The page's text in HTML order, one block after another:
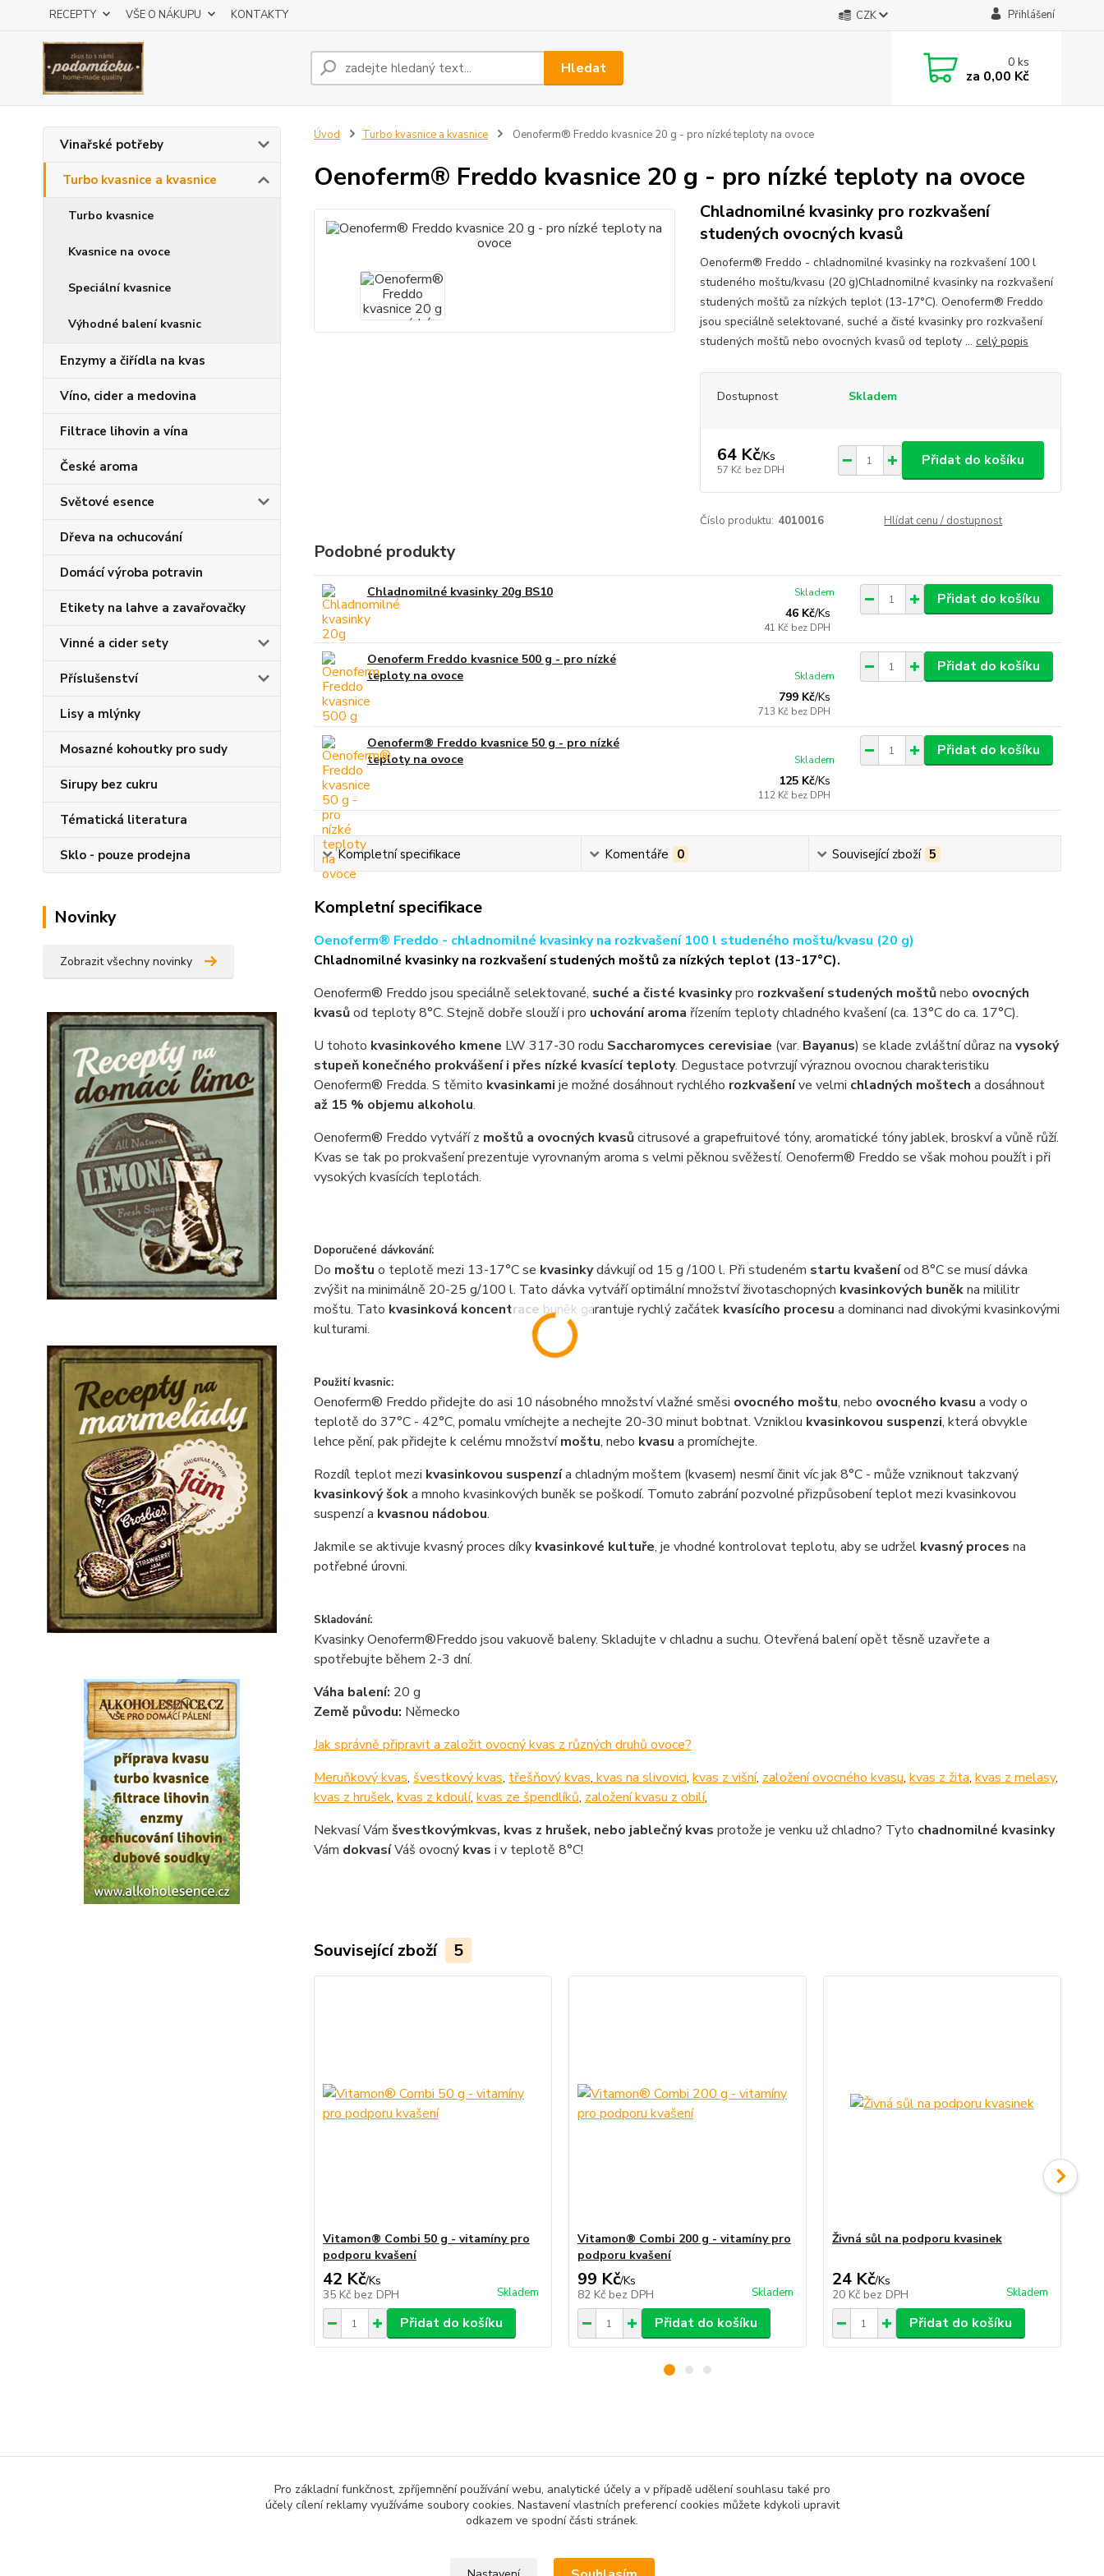
RECEPTY VŠE O NÁKUPU KONTAKTY CZK Přihlášení
Hledat 0ks
za 0,00 Kč
Vinařské potřeby
Turbo kvasnice a kvasnice
Turbo kvasnice
Kvasnice na ovoce
Speciální kvasnice
Výhodné balení kvasnic
Enzymy a čiřídla na kvas
Víno, cider a medovina
Filtrace lihovin a vína
České aroma
Světové esence
Dřeva na ochucování
Domácí výroba potravin
Etikety na lahve a zavařovačky
Vinné a cider sety
Příslušenství
Lisy a mlýnky
Mosazné kohoutky pro sudy
Sirupy bez cukru
Tématická literatura
Sklo - pouze prodejna
Novinky
Zobrazit všechny novinky
Úvod Turbo kvasnice a kvasnice Oenoferm® Freddo kvasnice 20 g - pro nízké teploty na ovoce
Oenoferm® Freddo kvasnice 20 g - pro nízké teploty na ovoce
Chladnomilné kvasinky pro rozkvašení
studených ovocných kvasů
Oenoferm® Freddo - chladnomilné kvasinky na rozkvašení 100 l
studeného moštu/kvasu (20 g)Chladnomilné kvasinky na rozkvašení
studených moštů za nízkých teplot (13-17°C). Oenoferm® Freddo
jsou speciálně selektované, suché a čisté kvasinky pro rozkvašení
studených moštů nebo ovocných kvasů od teploty ... celý popis
Dostupnost Skladem
64 Kč/Ks
57 Kč bez DPH
Přidat do košíku
Číslo produktu: 4010016 Hlídat cenu / dostupnost
Podobné produkty
Chladnomilné kvasinky 20g BS10
46 Kč/Ks
41 Kč bez DPH
Skladem Přidat do košíku
Oenoferm Freddo kvasnice 500 g - pro nízké
teploty na ovoce
799 Kč/Ks
713 Kč bez DPH
Skladem
Přidat do košíku
Oenoferm® Freddo kvasnice 50 g - pro nízké
teploty na ovoce
125 Kč/Ks
112 Kč bez DPH
Skladem
Přidat do košíku
Kompletní specifikace Komentáře 0 Související zboží 5
Kompletní specifikace
Oenoferm® Freddo - chladnomilné kvasinky na rozkvašení 100 l studeného moštu/kvasu (20 g)
Chladnomilné kvasinky na rozkvašení studených moštů za nízkých teplot (13-17°C).
Oenoferm® Freddo jsou speciálně selektované, suché a čisté kvasinkypro rozkvašení studených moštůnebo ovocných
kvasůod teploty 8°C. Stejně dobře slouží i pro uchování aroma řízením teploty chladného kvašení (ca. 13°C do ca. 17°C).
U tohoto kvasinkového kmene LW 317-30 rodu Saccharomyces cerevisiae (var. Bayanus) se klade zvláštní důraz na vysoký
stupeň konečného prokvášení i přes nízké kvasící teploty. Degustace potvrzují výraznou ovocnou charakteristiku
Oenoferm® Fredda. S těmito kvasinkami je možné dosáhnout rychlého rozkvašeníve velmi chladných moštech a dosáhnout
až 15 % objemu alkoholu.
Oenoferm® Freddo vytváří z moštů a ovocných kvasůcitrusové a grapefruitové tóny, aromatické tóny jablek, broskví a vůně růží.
Kvas se tak po prokvašení prezentuje vyrovnaným aroma s velmi pěknou svěžestí. Oenoferm® Freddo se však mohou použít i při
vysokých kvasících teplotách.
Doporučené dávkování:
Do moštu o teplotě mezi 13-17°C se kvasinkydávkují od 15 g /100 l. Při studeném startu kvašeníod 8°C se musí dávka
zvýšit na minimálně 20-25 g/100 l. Tato dávka vytváří optimální množství životaschopných kvasinkových buněkna mililitr
moštu. Tato kvasinková koncentrace buněk garantuje rychlý začátek kvasícího procesu a dominanci nad divokými kvasinkovými
kulturami.
Použití kvasnic:
Oenoferm® Freddo přidejte do asi 10 násobného množství vlažné směsi ovocného moštu, nebo ovocného kvasu a vody o
teplotě do 37°C - 42°C, pomalu vmíchejte a nechejte 20-30 minut bobtnat. Vzniklou kvasinkovou suspenzi, která obvykle
lehce pění, pak přidejte k celému množstvímoštu, nebo kvasu a promíchejte.
Rozdíl teplot mezi kvasinkovou suspenzía chladným moštem (kvasem) nesmí činit víc jak 8°C - může vzniknout takzvaný
kvasinkový šoka mnoho kvasinkových buněk se poškodí. Tomuto zabrání pozvolné přizpůsobení teplot mezi kvasinkovou
suspenzí a kvasnou nádobou.
Jakmile se aktivuje kvasný proces díky kvasinkové kultuře, je vhodné kontrolovat teplotu, aby se udržel kvasný proces na
potřebné úrovni.
Skladování:
Kvasinky Oenoferm®Freddo jsou vakuově baleny. Skladujte v chladnu a suchu. Otevřená balení opět těsně uzavřete a
spotřebujte během 2-3 dní.
Váha balení: 20 g
Země původu: Německo
Jak správně připravit a založit ovocný kvas z různých druhů ovoce?
Meruňkový kvas, švestkový kvas, třešňový kvas, kvas na slivovici, kvas z višní, založení ovocného kvasu, kvas z žita, kvas z melasy,
kvas z hrušek, kvas z kdoulí, kvas ze špendlíků, založení kvasu z obilí,
Nekvasí Vám švestkovýmkvas, kvas z hrušek, nebo jablečný kvas protože je venku už chladno? Tyto chadnomilné kvasinky
Vám dokvasíVáš ovocný kvas i v teplotě 8°C!
Související zboží 5
Vitamon® Combi 50 g - vitamíny pro
podporu kvašení
42 Kč/Ks
35 Kč bez DPH Skladem
Přidat do košíku
Vitamon® Combi 200 g - vitamíny pro
podporu kvašení
99 Kč/Ks
82 Kč bez DPH Skladem
Přidat do košíku
Živná sůl na podporu kvasinek
24 Kč/Ks
20 Kč bez DPH Skladem
Přidat do košíku
Turbo kvasnice a kvasnice Víno, cider a medovina Kvasnice na ovoce
Pro základní funkčnost, zpříjemnění používání webu, analytické účely a v případě udělení souhlasu také pro
účely cílení reklamy využíváme soubory cookies. Nastavení vlastních preferencí cookies můžete kdykoli upravit
odkazem ve spodní části stránek.